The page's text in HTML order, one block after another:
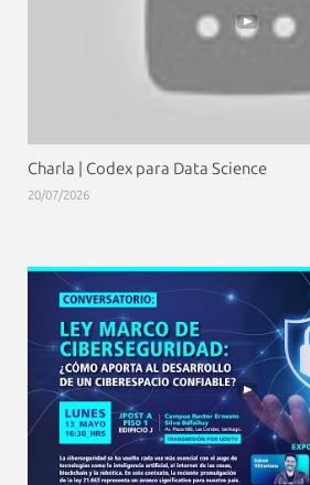
Charla | Codex para Data Science
20/07/2026